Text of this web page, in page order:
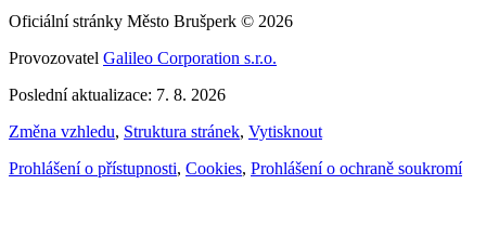
Oficiální stránky Město Brušperk © 2026
Provozovatel Galileo Corporation s.r.o.
Poslední aktualizace: 7. 8. 2026
Změna vzhledu, Struktura stránek, Vytisknout
Prohlášení o přístupnosti, Cookies, Prohlášení o ochraně soukromí